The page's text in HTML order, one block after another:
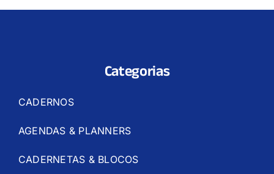
Categorias
CADERNOS
AGENDAS & PLANNERS
CADERNETAS & BLOCOS